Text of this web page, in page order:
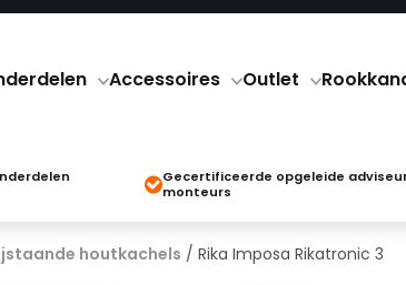
Accessoires Outlet
Gecertificeerde opgeleide
monteurs
houtkachels / Rika Imposa Rikatronic 3